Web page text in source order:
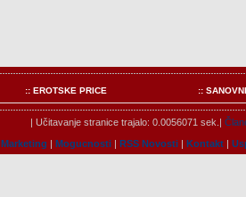
:: EROTSKE PRICE ::
| Učitavanje stranice trajalo: 0.0056071 sek.|
Marketing | Mogucnosti| RSS Novosti| Kontakt|